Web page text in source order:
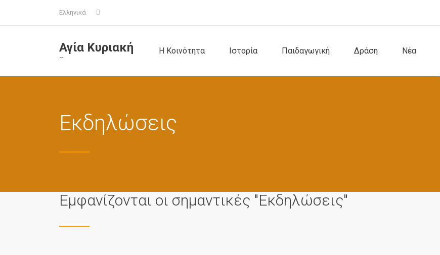
Ελληνικά
Η Κοινότητα Ιστορία Παιδαγωγική Δράση Νέα
Αγία Κυριακή
–
Εκδηλώσεις
Εμφανίζονται οι σημαντικές "Εκδηλώσεις"